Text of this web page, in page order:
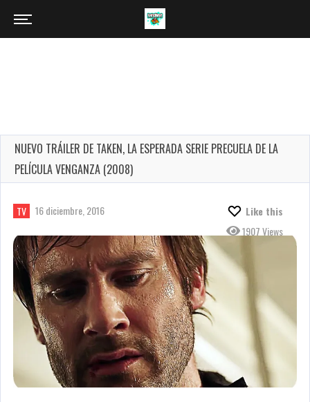
NUEVO TRÁILER DE TAKEN, LA ESPERADA SERIE PRECUELA DE LA
PELÍCULA VENGANZA (2008)
TV 16 diciembre, 2016
Like this
1907 Views